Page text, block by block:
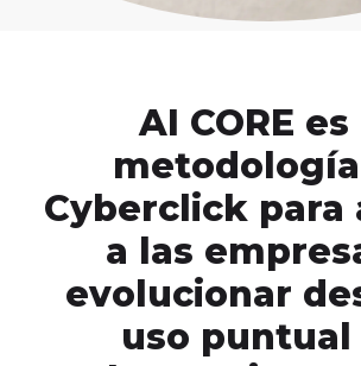
AI CORE es
Cyberclick para
a las
evolucionar
uso puntual